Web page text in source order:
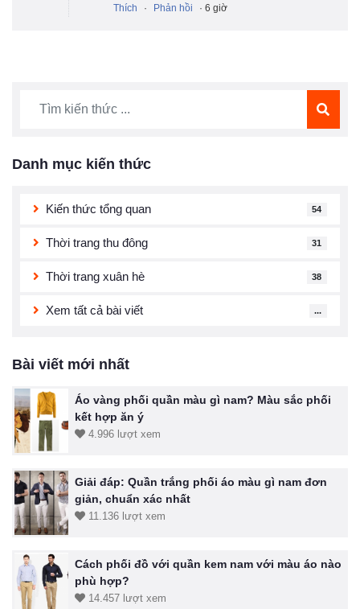
Thích · Phản hồi · 6 giờ
Danh mục kiến thức
Kiến thức tổng quan 54
Thời trang thu đông 31
Thời trang xuân hè 38
Xem tất cả bài viết ...
Bài viết mới nhất
Áo vàng phối quần màu gì nam? Màu sắc phối
kết hợp ăn ý
4.996 lượt xem
Giải đáp: Quần trắng phối áo màu gì nam đơn
giản, chuẩn xác nhất
11.136 lượt xem
Cách phối đồ với quần kem nam với màu áo nào
phù hợp?
14.457 lượt xem